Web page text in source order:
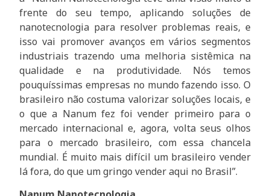
frente do seu tempo, aplicando soluções de
nanotecnologia para resolver problemas reais, e
isso vai promover avanços em vários segmentos
industriais trazendo uma melhoria sistêmica na
qualidade e na produtividade. Nós temos
pouquíssimas empresas no mundo fazendo isso. O
brasileiro não costuma valorizar soluções locais, e
o que a Nanum fez foi vender primeiro para o
mercado internacional e, agora, volta seus olhos
para o mercado brasileiro, com essa chancela
mundial. É muito mais difícil um brasileiro vender
lá fora, do que um gringo vender aqui no Brasil”.